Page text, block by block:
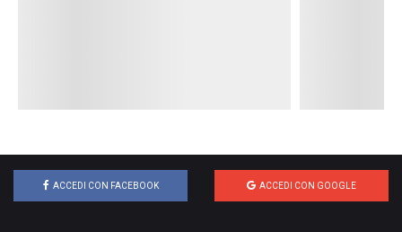
ACCEDI CON FACEBOOK ACCEDI CON GOOGLE